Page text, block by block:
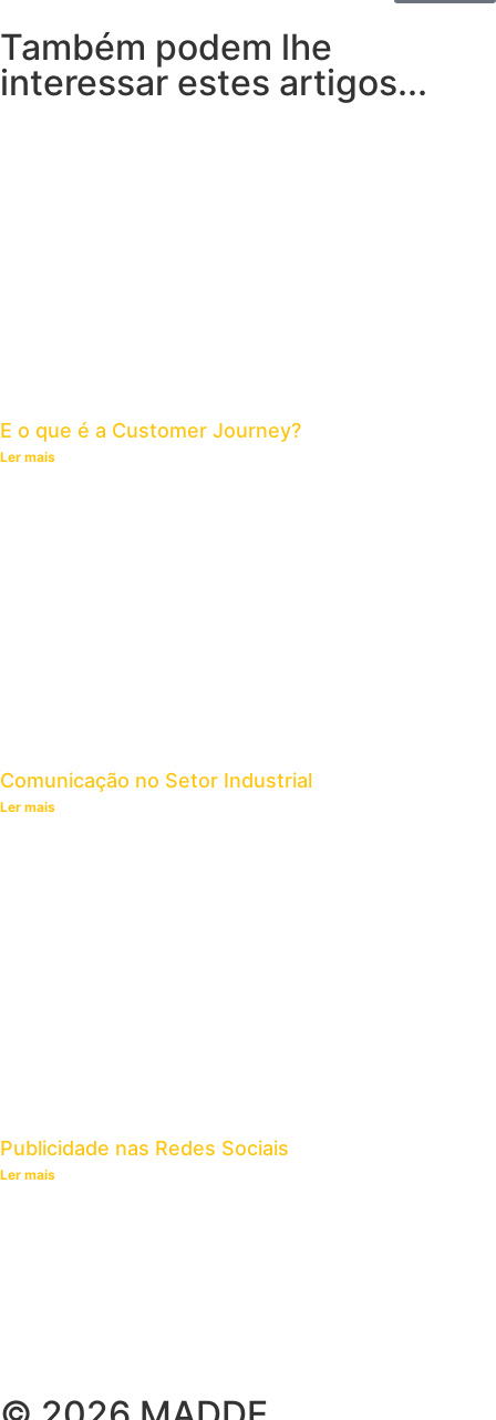
Também podem lhe
interessar estes artigos...
E o que é a Customer Journey?
Ler mais
Comunicação no Setor Industrial
Ler mais
Publicidade nas Redes Sociais
Ler mais